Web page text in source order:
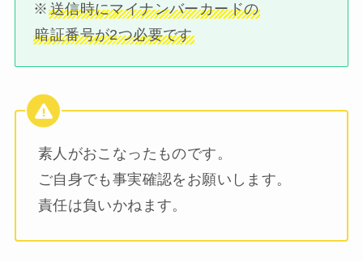
※ 送信時にマイナンバーカードの
暗証番号が2つ必要です
素人がおこなったものです。
ご自身でも事実確認をお願いします。
責任は負いかねます。